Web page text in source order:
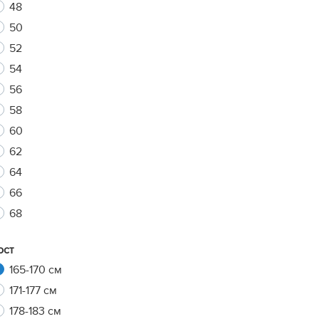
48
50
52
54
56
58
60
62
64
66
68
165-170 см
171-177 см
178-183 см